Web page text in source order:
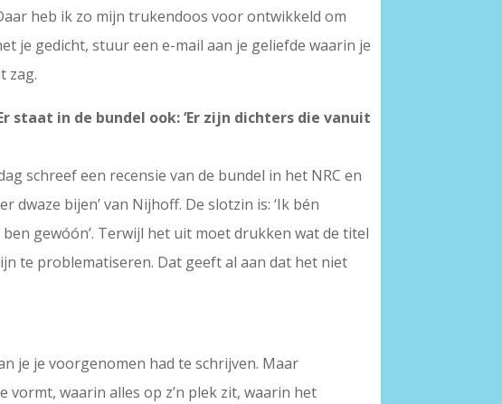
heb ik zo mijn trukendoos voor ontwikkeld om
je gedicht, stuur een e-mail aan je geliefde waarin je
zag.
in de bundel ook: ‘Er zijn dichters die vanuit
schreef een recensie van de bundel in het NRC en
dwaze bijen’ van Nijhoff. De slotzin is: ‘Ik bén
ben gewóón’. Terwijl het uit moet drukken wat de titel
te problematiseren. Dat geeft al aan dat het niet
je je voorgenomen had te schrijven. Maar
waarin alles op z’n plek zit, waarin het